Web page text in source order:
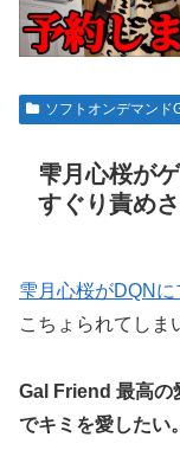
ソフトオンデマンド
雫月心桜が
すぐり責め
雫月心桜がDQNに
こちょられてしま
Gal Friend 最高の
でキミを愛したい。